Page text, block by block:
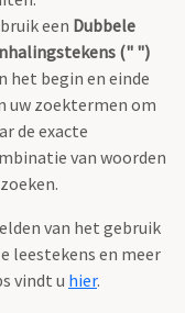
een Dubbele
(" ")
het begin en einde
uw zoektermen om
de exacte
van woorden
van het gebruik
leestekens en meer
vindt u hier.